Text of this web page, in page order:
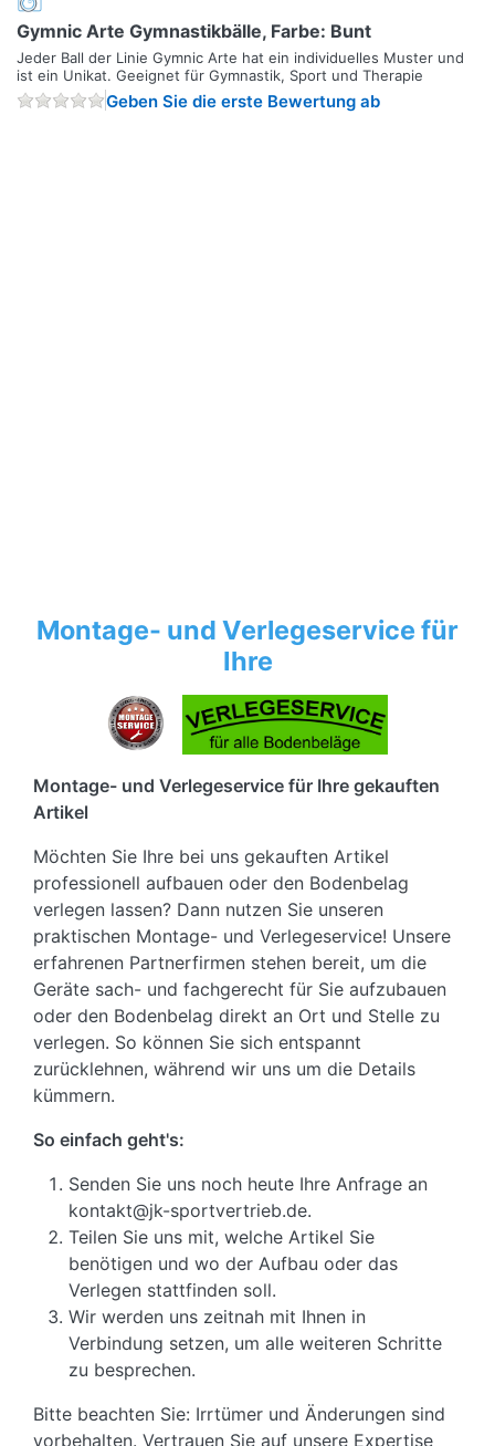
Gymnic Arte Gymnastikbälle, Farbe: Bunt
Jeder Ball der Linie Gymnic Arte hat ein individuelles Muster und
ist ein Unikat. Geeignet für Gymnastik, Sport und Therapie
Geben Sie die erste Bewertung ab
Montage- und Verlegeservice für
Ihre
Montage- und Verlegeservice für Ihre gekauften
Artikel
Möchten Sie Ihre bei uns gekauften Artikel
professionell aufbauen oder den Bodenbelag
verlegen lassen? Dann nutzen Sie unseren
praktischen Montage- und Verlegeservice! Unsere
erfahrenen Partnerfirmen stehen bereit, um die
Geräte sach- und fachgerecht für Sie aufzubauen
oder den Bodenbelag direkt an Ort und Stelle zu
verlegen. So können Sie sich entspannt
zurücklehnen, während wir uns um die Details
kümmern.
So einfach geht's:
Senden Sie uns noch heute Ihre Anfrage an
kontakt@jk-sportvertrieb.de.
Teilen Sie uns mit, welche Artikel Sie
benötigen und wo der Aufbau oder das
Verlegen stattfinden soll.
Wir werden uns zeitnah mit Ihnen in
Verbindung setzen, um alle weiteren Schritte
zu besprechen.
Bitte beachten Sie: Irrtümer und Änderungen sind
vorbehalten. Vertrauen Sie auf unsere Expertise